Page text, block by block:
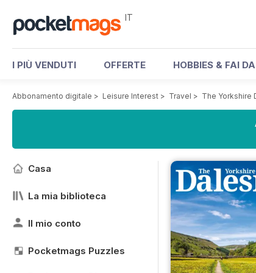
IT
I PIÙ VENDUTI OFFERTE HOBBIES & FAI
Abbonamento digitale > Leisure Interest > Travel > The Yorkshire
Casa
La mia biblioteca
Il mio conto
Pocketmags Puzzles